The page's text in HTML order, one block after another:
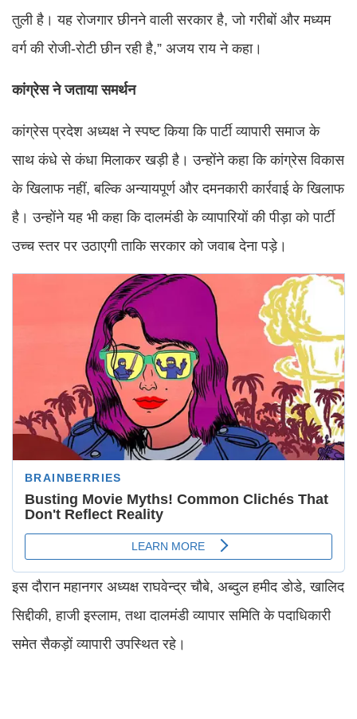
तुली है। यह रोजगार छीनने वाली सरकार है, जो गरीबों और मध्यम
वर्ग की रोजी-रोटी छीन रही है,” अजय राय ने कहा।
कांग्रेस ने जताया समर्थन
कांग्रेस प्रदेश अध्यक्ष ने स्पष्ट किया कि पार्टी व्यापारी समाज के
साथ कंधे से कंधा मिलाकर खड़ी है। उन्होंने कहा कि कांग्रेस विकास
के खिलाफ नहीं, बल्कि अन्यायपूर्ण और दमनकारी कार्रवाई के खिलाफ
है। उन्होंने यह भी कहा कि दालमंडी के व्यापारियों की पीड़ा को पार्टी
उच्च स्तर पर उठाएगी ताकि सरकार को जवाब देना पड़े।
इस दौरान महानगर अध्यक्ष राघवेन्द्र चौबे, अब्दुल हमीद डोडे, खालिद
सिद्दीकी, हाजी इस्लाम, तथा दालमंडी व्यापार समिति के पदाधिकारी
समेत सैकड़ों व्यापारी उपस्थित रहे।